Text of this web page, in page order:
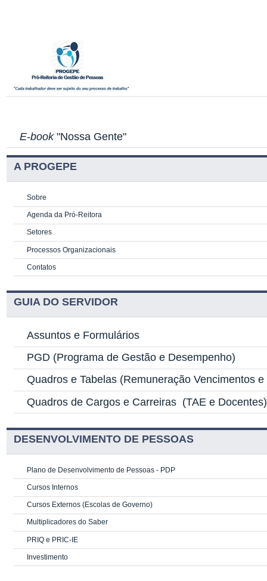
E-book"Nossa Gente"
A PROGEPE
Sobre
Agenda da Pró-Reitora
Setores
Processos Organizacionais
Contatos
GUIA DO SERVIDOR
Assuntos e Formulários
PGD (Programa de Gestão e Desempenho)
Quadros e Tabelas (Remuneração Vencimentos
Quadros de Cargos e Carreiras (TAE e Docentes)
DESENVOLVIMENTO DE PESSOAS
Plano de Desenvolvimento de Pessoas - PDP
Cursos Internos
Cursos Externos (Escolas de Governo)
Multiplicadores do Saber
PRIQ e PRIC-IE
Investimento